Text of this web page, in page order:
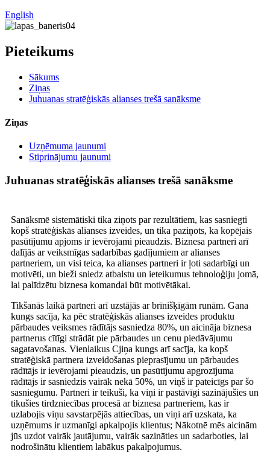
English
Pieteikums
Sākums
Ziņas
Juhuanas stratēģiskās alianses trešā sanāksme
Ziņas
Uzņēmuma jaunumi
Stiprinājumu jaunumi
Juhuanas stratēģiskās alianses trešā sanāksme
Sanāksmē sistemātiski tika ziņots par rezultātiem, kas sasniegti
kopš stratēģiskās alianses izveides, un tika paziņots, ka kopējais
pasūtījumu apjoms ir ievērojami pieaudzis. Biznesa partneri arī
dalījās ar veiksmīgas sadarbības gadījumiem ar alianses
partneriem, un visi teica, ka alianses partneri ir ļoti sadarbīgi un
motivēti, un bieži sniedz atbalstu un ieteikumus tehnoloģiju jomā,
lai palīdzētu biznesa komandai būt motivētākai.
Tikšanās laikā partneri arī uzstājās ar brīnišķīgām runām. Gana
kungs sacīja, ka pēc stratēģiskās alianses izveides produktu
pārbaudes veiksmes rādītājs sasniedza 80%, un aicināja biznesa
partnerus cītīgi strādāt pie pārbaudes un cenu piedāvājumu
sagatavošanas. Vienlaikus Cjiņa kungs arī sacīja, ka kopš
stratēģiskā partnera izveidošanas pieprasījumu un pārbaudes
rādītājs ir ievērojami pieaudzis, un pasūtījumu apgrozījuma
rādītājs ir sasniedzis vairāk nekā 50%, un viņš ir pateicīgs par šo
sasniegumu. Partneri ir teikuši, ka viņi ir pastāvīgi sazinājušies un
tikušies tirdzniecības procesā ar biznesa partneriem, kas ir
uzlabojis viņu savstarpējās attiecības, un viņi arī uzskata, ka
uzņēmums ir uzmanīgi apkalpojis klientus; Nākotnē mēs aicinām
jūs uzdot vairāk jautājumu, vairāk sazināties un sadarboties, lai
nodrošinātu klientiem labākus pakalpojumus.